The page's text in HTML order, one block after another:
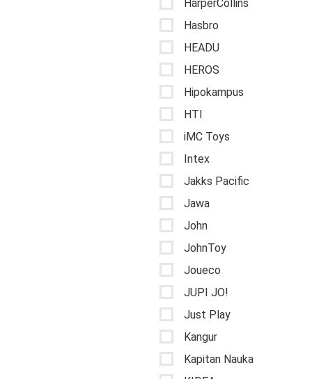
HarperCollins
Hasbro
HEADU
HEROS
Hipokampus
HTI
iMC Toys
Intex
Jakks Pacific
Jawa
John
JohnToy
Joueco
JUPI JO!
Just Play
Kangur
Kapitan Nauka